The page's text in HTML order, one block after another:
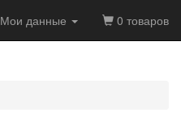
Мои данные 0 товаров